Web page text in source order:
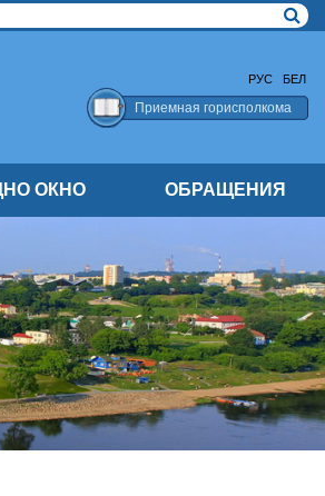
РУС БЕЛ
Приемная горисполкома
ОКНО ОБРАЩЕНИЯ